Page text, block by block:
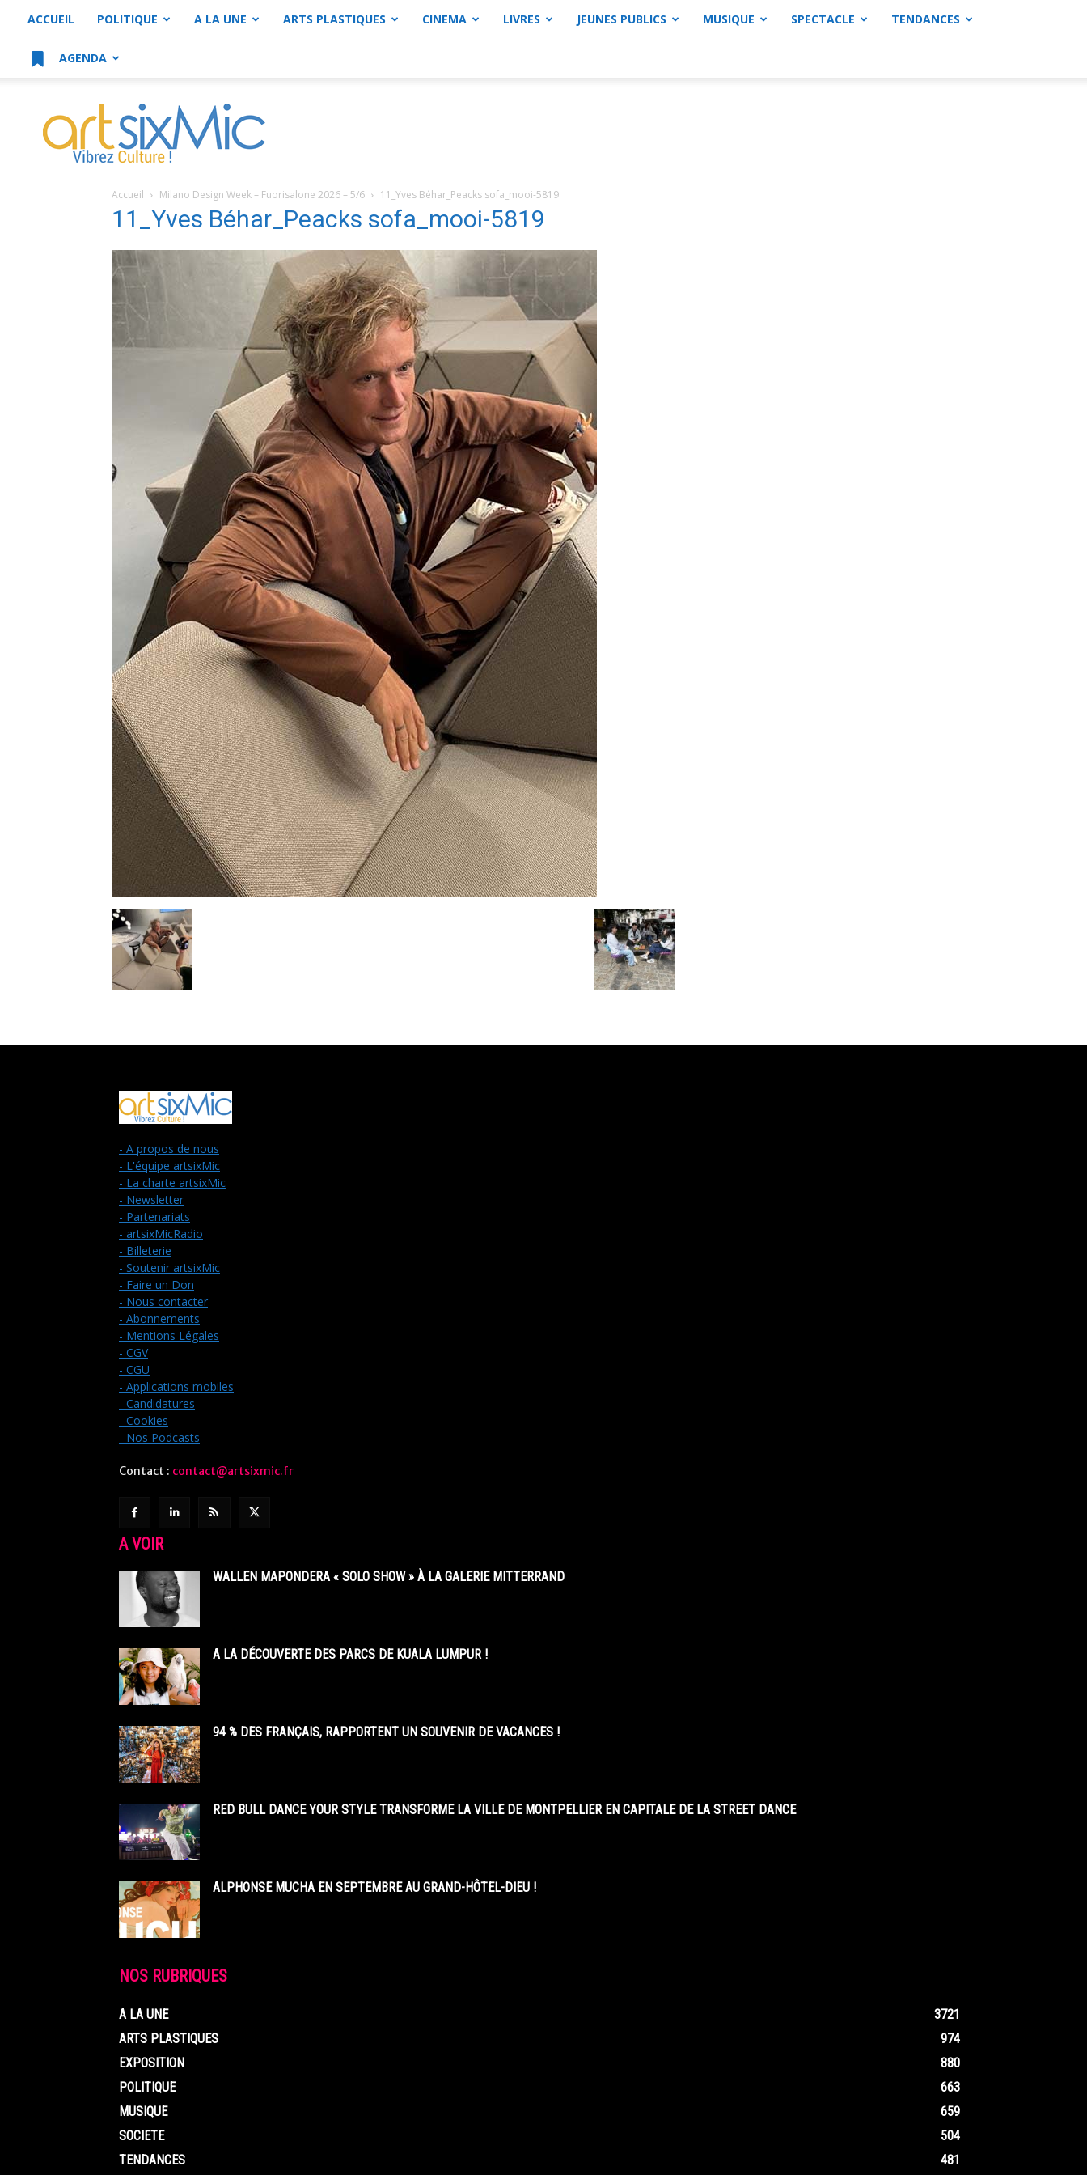
ACCUEIL POLITIQUE A LA UNE ARTS PLASTIQUES CINEMA LIVRES JEUNES PUBLICS MUSIQUE SPECTACLE TENDANCES
AGENDA
artsixMic
Accueil Milano Design Week – Fuorisalone 2026 – 5/6 11_Yves Béhar_Peacks sofa_mooi-5819
11_Yves Béhar_Peacks sofa_mooi-5819
- A propos de nous
- L'équipe artsixMic
- La charte artsixMic
- Newsletter
- Partenariats
- artsixMicRadio
- Billeterie
- Soutenir artsixMic
- Faire un Don
- Nous contacter
- Abonnements
- Mentions Légales
- CGV
- CGU
- Applications mobiles
- Candidatures
- Cookies
- Nos Podcasts
Contact : contact@artsixmic.fr
A VOIR
WALLEN MAPONDERA « SOLO SHOW » À LA GALERIE MITTERRAND
A LA DÉCOUVERTE DES PARCS DE KUALA LUMPUR !
94 % DES FRANÇAIS, RAPPORTENT UN SOUVENIR DE VACANCES !
RED BULL DANCE YOUR STYLE TRANSFORME LA VILLE DE MONTPELLIER EN CAPITALE DE LA STREET DANCE
ALPHONSE MUCHA EN SEPTEMBRE AU GRAND-HÔTEL-DIEU !
NOS RUBRIQUES
A LA UNE
3721
ARTS PLASTIQUES
974
EXPOSITION
880
POLITIQUE
663
MUSIQUE
659
SOCIETE
504
TENDANCES
481